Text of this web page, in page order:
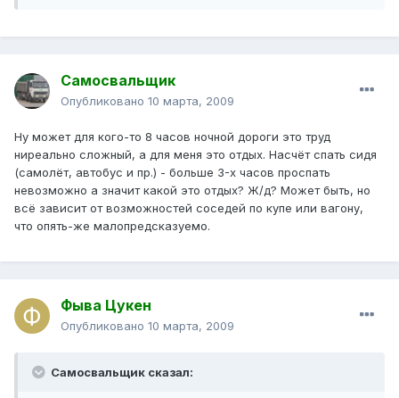
Самосвальщик
Опубликовано 10 марта, 2009
Ну может для кого-то 8 часов ночной дороги это труд
ниреально сложный, а для меня это отдых. Насчёт спать сидя
(самолёт, автобус и пр.) - больше 3-х часов проспать
невозможно а значит какой это отдых? Ж/д? Может быть, но
всё зависит от возможностей соседей по купе или вагону,
что опять-же малопредсказуемо.
Фыва Цукен
Опубликовано 10 марта, 2009
Самосвальщик сказал: